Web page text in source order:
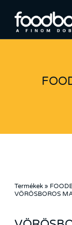
Termékek »
VÖRÖSBOROS